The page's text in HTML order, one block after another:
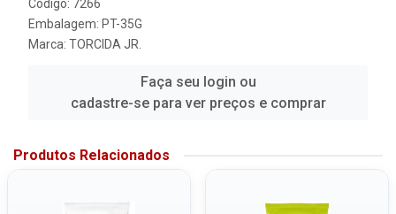
Código: 7266
Embalagem: PT-35G
Marca: TORCIDA JR.
Faça seu login ou
cadastre-se para ver preços e comprar
Produtos Relacionados